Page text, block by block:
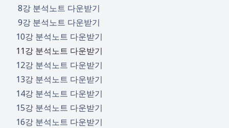
8강 분석노트 다운받기
9강 분석노트 다운받기
10강 분석노트 다운받기
11강 분석노트 다운받기
12강 분석노트 다운받기
13강 분석노트 다운받기
14강 분석노트 다운받기
15강 분석노트 다운받기
16강 분석노트 다운받기